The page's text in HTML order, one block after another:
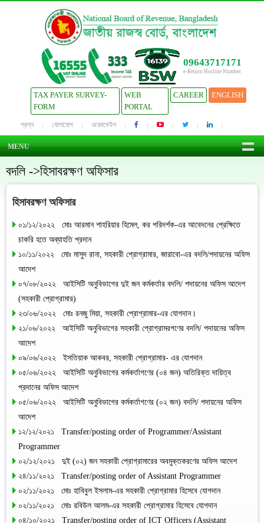
09643717171
e-Return Hotline Number
TAX PAYER SURVEY-
FORM
WEB
PORTAL
CAREER ENGLISH
প্রশ্ন যোগাযোগ ওয়েবমেইল
MENU
বদলি ->হিসাবরক্ষণ অফিসার
হিসাবরক্ষণ অফিসার
০১/১২/২০২২ মোঃ আরমান শাহরিয়ার হিমেল, কর পরিদর্শক-এর আবেদনের প্রেক্ষিতে
চাকরি হতে অব্যাহতি প্রদান
১০/১১/২০২২ মোঃ মাসুদ রানা, সহকারী প্রোগ্রামার, জারাবো-এর বদলি/পদায়নের অফিস
আদেশ
০৭/০৮/২০২২ আইসিটি অনুবিভাগের দুই জন কর্মকর্তার বদলি/ পদায়নের অফিস আদেশ
(সহকারী প্রোগ্রামার)
২৩/০৬/২০২২ মোঃ রনজু মিয়া, সহকারী প্রোগ্রামার-এর যোগদান।
২১/০৬/২০২২ আইসিটি অনুবিভাগের সহকারী প্রোগ্রামরগণের বদলি/ পদায়নের অফিস
আদেশ
০৯/০৬/২০২২ ইসতিয়াক আকবর, সহকারী প্রোগ্রামার- এর যোগদান
০৫/০৬/২০২২ আইসিটি অনুবিভাগের কর্মকর্তাগণের (০৪ জন) অতিরিক্ত দায়িত্ব
প্রদানের অফিস আদেশ
০৫/০৬/২০২২ আইসিটি অনুবিভাগের কর্মকর্তাগণের (০২ জন) বদলি/ পদায়নের অফিস
আদেশ
১২/১২/২০২১ Transfer/posting order of Programmer/Assistant
Programmer
০২/১২/২০২১ দুই (০২) জন সহকারী প্রোগ্রামারের অবমুক্তকরণের অফিস আদেশ
২৪/১১/২০২১ Transfer/posting order of Assistant Programmer
০২/১১/২০২১ মোঃ হাবিবুল ইসলাম-এর সহকারী প্রোগ্রামার হিসেবে যোগদান
০২/১১/২০২১ মোঃ রবিউল আলম-এর সহকারী প্রোগ্রামার হিসেবে যোগদান
০৪/১০/২০২১ Transfer/posting order of ICT Officers (Assistant